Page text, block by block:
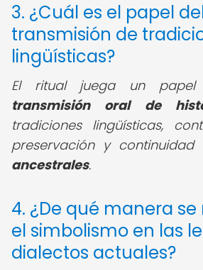
3. ¿Cuál es el papel
transmisión de
lingüísticas?
El ritual juega un
transmisión oral de
tradiciones lingüísticas,
preservación y continuidad
ancestrales.
4. ¿De qué manera
el simbolismo en las
dialectos actuales?